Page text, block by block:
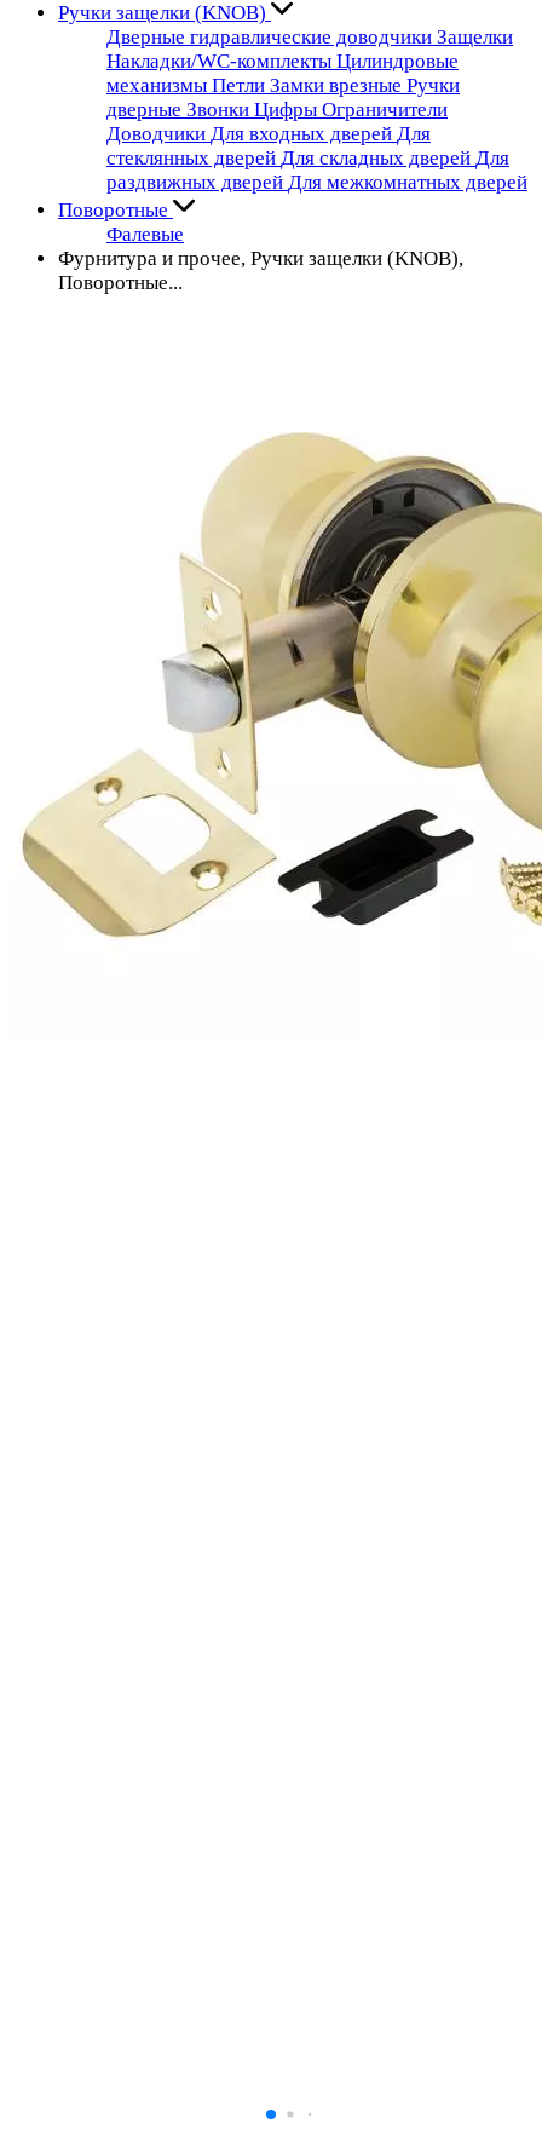
Ручки защелки (KNOB)
Дверные гидравлические доводчики Защелки
Накладки/WC-комплекты Цилиндровые
механизмы Петли Замки врезные Ручки
дверные Звонки Цифры Ограничители
Доводчики Для входных дверей Для
стеклянных дверей Для складных дверей Для
раздвижных дверей Для межкомнатных дверей
Поворотные
Фалевые
Фурнитура и прочее, Ручки защелки (KNOB),
Поворотные...